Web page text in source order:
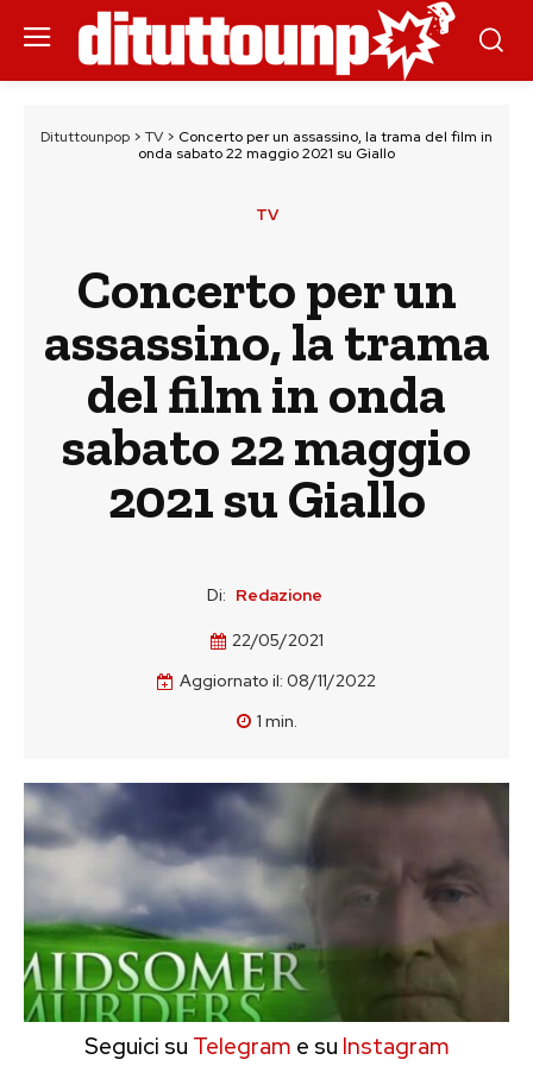
Dituttounpop > TV > Concerto per un assassino, la trama del film in
onda sabato 22 maggio 2021 su Giallo
TV
Concerto per un
assassino, la trama
del film in onda
sabato 22 maggio
2021 su Giallo
Di: Redazione
22/05/2021
Aggiornato il: 08/11/2022
1 min.
Seguici su Telegram e su Instagram